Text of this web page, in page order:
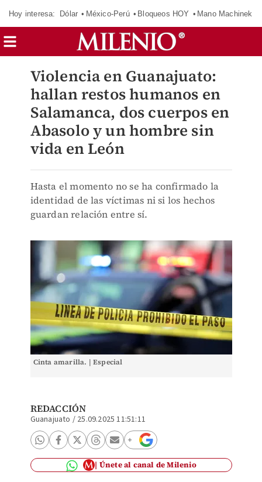
Hoy interesa: Dólar México-Perú Bloqueos HOY Mano Machinek
Violencia en Guanajuato:
hallan restos humanos en
Salamanca, dos cuerpos en
Abasolo y un hombre sin
vida en León
Hasta el momento no se ha confirmado la
identidad de las víctimas ni si los hechos
guardan relación entre sí.
Cinta amarilla. | Especial
REDACCIÓN
Guanajuato / 25.09.2025 11:51:11
Únete al canal de Milenio